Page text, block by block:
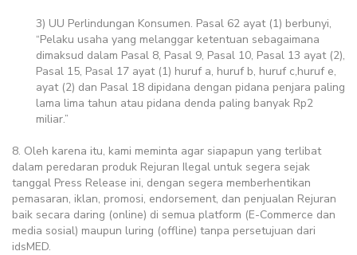
3) UU Perlindungan Konsumen. Pasal 62 ayat (1) berbunyi,
“Pelaku usaha yang melanggar ketentuan sebagaimana
dimaksud dalam Pasal 8, Pasal 9, Pasal 10, Pasal 13 ayat (2),
Pasal 15, Pasal 17 ayat (1) huruf a, huruf b, huruf c,huruf e,
ayat (2) dan Pasal 18 dipidana dengan pidana penjara paling
lama lima tahun atau pidana denda paling banyak Rp2
miliar.”
8. Oleh karena itu, kami meminta agar siapapun yang terlibat
dalam peredaran produk Rejuran Ilegal untuk segera sejak
tanggal Press Release ini, dengan segera memberhentikan
pemasaran, iklan, promosi, endorsement, dan penjualan Rejuran
baik secara daring (online) di semua platform (E-Commerce dan
media sosial) maupun luring (offline) tanpa persetujuan dari
idsMED.